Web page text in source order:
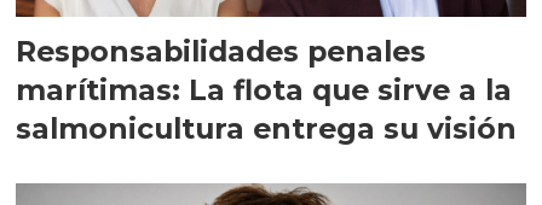
Responsabilidades penales
marítimas: La flota que sirve a la
salmonicultura entrega su visión